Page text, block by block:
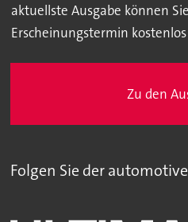
aktuellste Ausgabe können
Erscheinungstermin
Zu den
Folgen Sie der